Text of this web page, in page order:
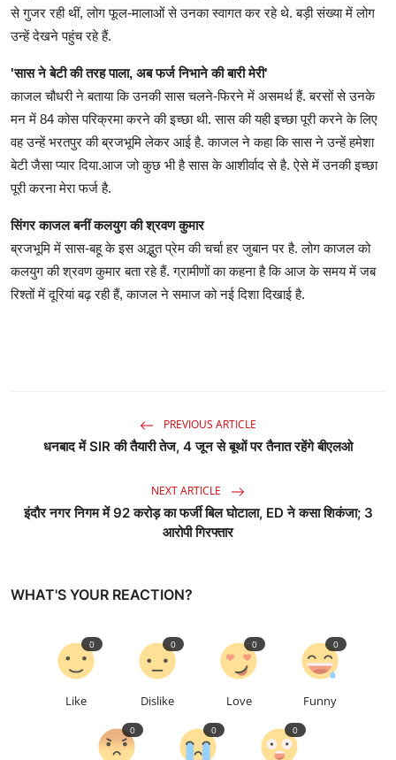
से गुजर रही थीं, लोग फूल-मालाओं से उनका स्वागत कर रहे थे. बड़ी संख्या में लोग
उन्हें देखने पहुंच रहे हैं.
'सास ने बेटी की तरह पाला, अब फर्ज निभाने की बारी मेरी'
काजल चौधरी ने बताया कि उनकी सास चलने-फिरने में असमर्थ हैं. बरसों से उनके
मन में 84 कोस परिक्रमा करने की इच्छा थी. सास की यही इच्छा पूरी करने के लिए
वह उन्हें भरतपुर की ब्रजभूमि लेकर आई है. काजल ने कहा कि सास ने उन्हें हमेशा
बेटी जैसा प्यार दिया.आज जो कुछ भी है सास के आशीर्वाद से है. ऐसे में उनकी इच्छा
पूरी करना मेरा फर्ज है.
सिंगर काजल बनीं कलयुग की श्रवण कुमार
ब्रजभूमि में सास-बहू के इस अद्भुत प्रेम की चर्चा हर जुबान पर है. लोग काजल को
कलयुग की श्रवण कुमार बता रहे हैं. ग्रामीणों का कहना है कि आज के समय में जब
रिश्तों में दूरियां बढ़ रही हैं, काजल ने समाज को नई दिशा दिखाई है.
PREVIOUS ARTICLE
धनबाद में SIR की तैयारी तेज, 4 जून से बूथों पर तैनात रहेंगे बीएलओ
NEXT ARTICLE
इंदौर नगर निगम में 92 करोड़ का फर्जी बिल घोटाला, ED ने कसा शिकंजा; 3
आरोपी गिरफ्तार
WHAT'S YOUR REACTION?
Like
0
Dislike
0
Love
0
Funny
0
0 0 0